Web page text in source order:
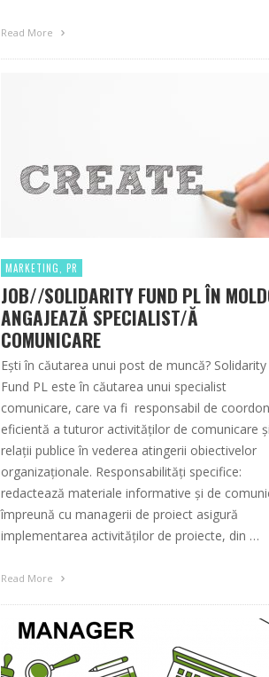
Read More
MARKETING, PR
JOB//SOLIDARITY FUND PL ÎN
ANGAJEAZĂ SPECIALIST/Ă
COMUNICARE
Ești în căutarea unui post de muncă? Solidarity
Fund PL este în căutarea unui specialist
comunicare, care va fi responsabil de
eficientă a tuturor activităților de comunicare și
relații publice în vederea atingerii obiectivelor
organizaționale. Responsabilități specifice:
redactează materiale informative și de
împreună cu managerii de proiect asigură
implementarea activităților de proiecte, din …
Read More